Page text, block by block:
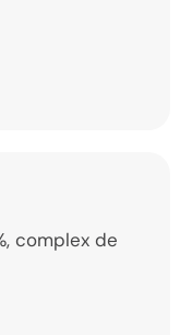
complex de